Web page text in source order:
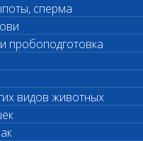
сперма
пробоподготовка
видов животных
срочных